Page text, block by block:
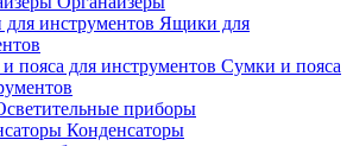
Ящики для
Сумки и пояса
приборы
Конденсаторы